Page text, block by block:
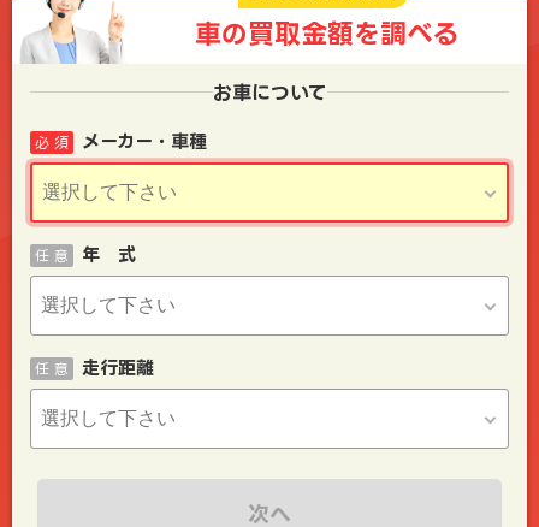
車の買取金額を調べる
お車について
メーカー・車種
必 須
年 式
任 意
走行距離
任 意
次へ